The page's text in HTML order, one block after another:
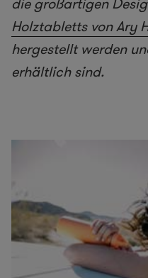
Holztabletts von Ary
hergestellt werden
erhältlich sind.